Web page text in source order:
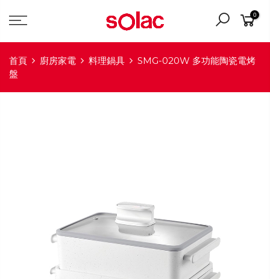
0
首頁 廚房家電 料理鍋具
SMG-020W 多功能陶瓷電烤
盤